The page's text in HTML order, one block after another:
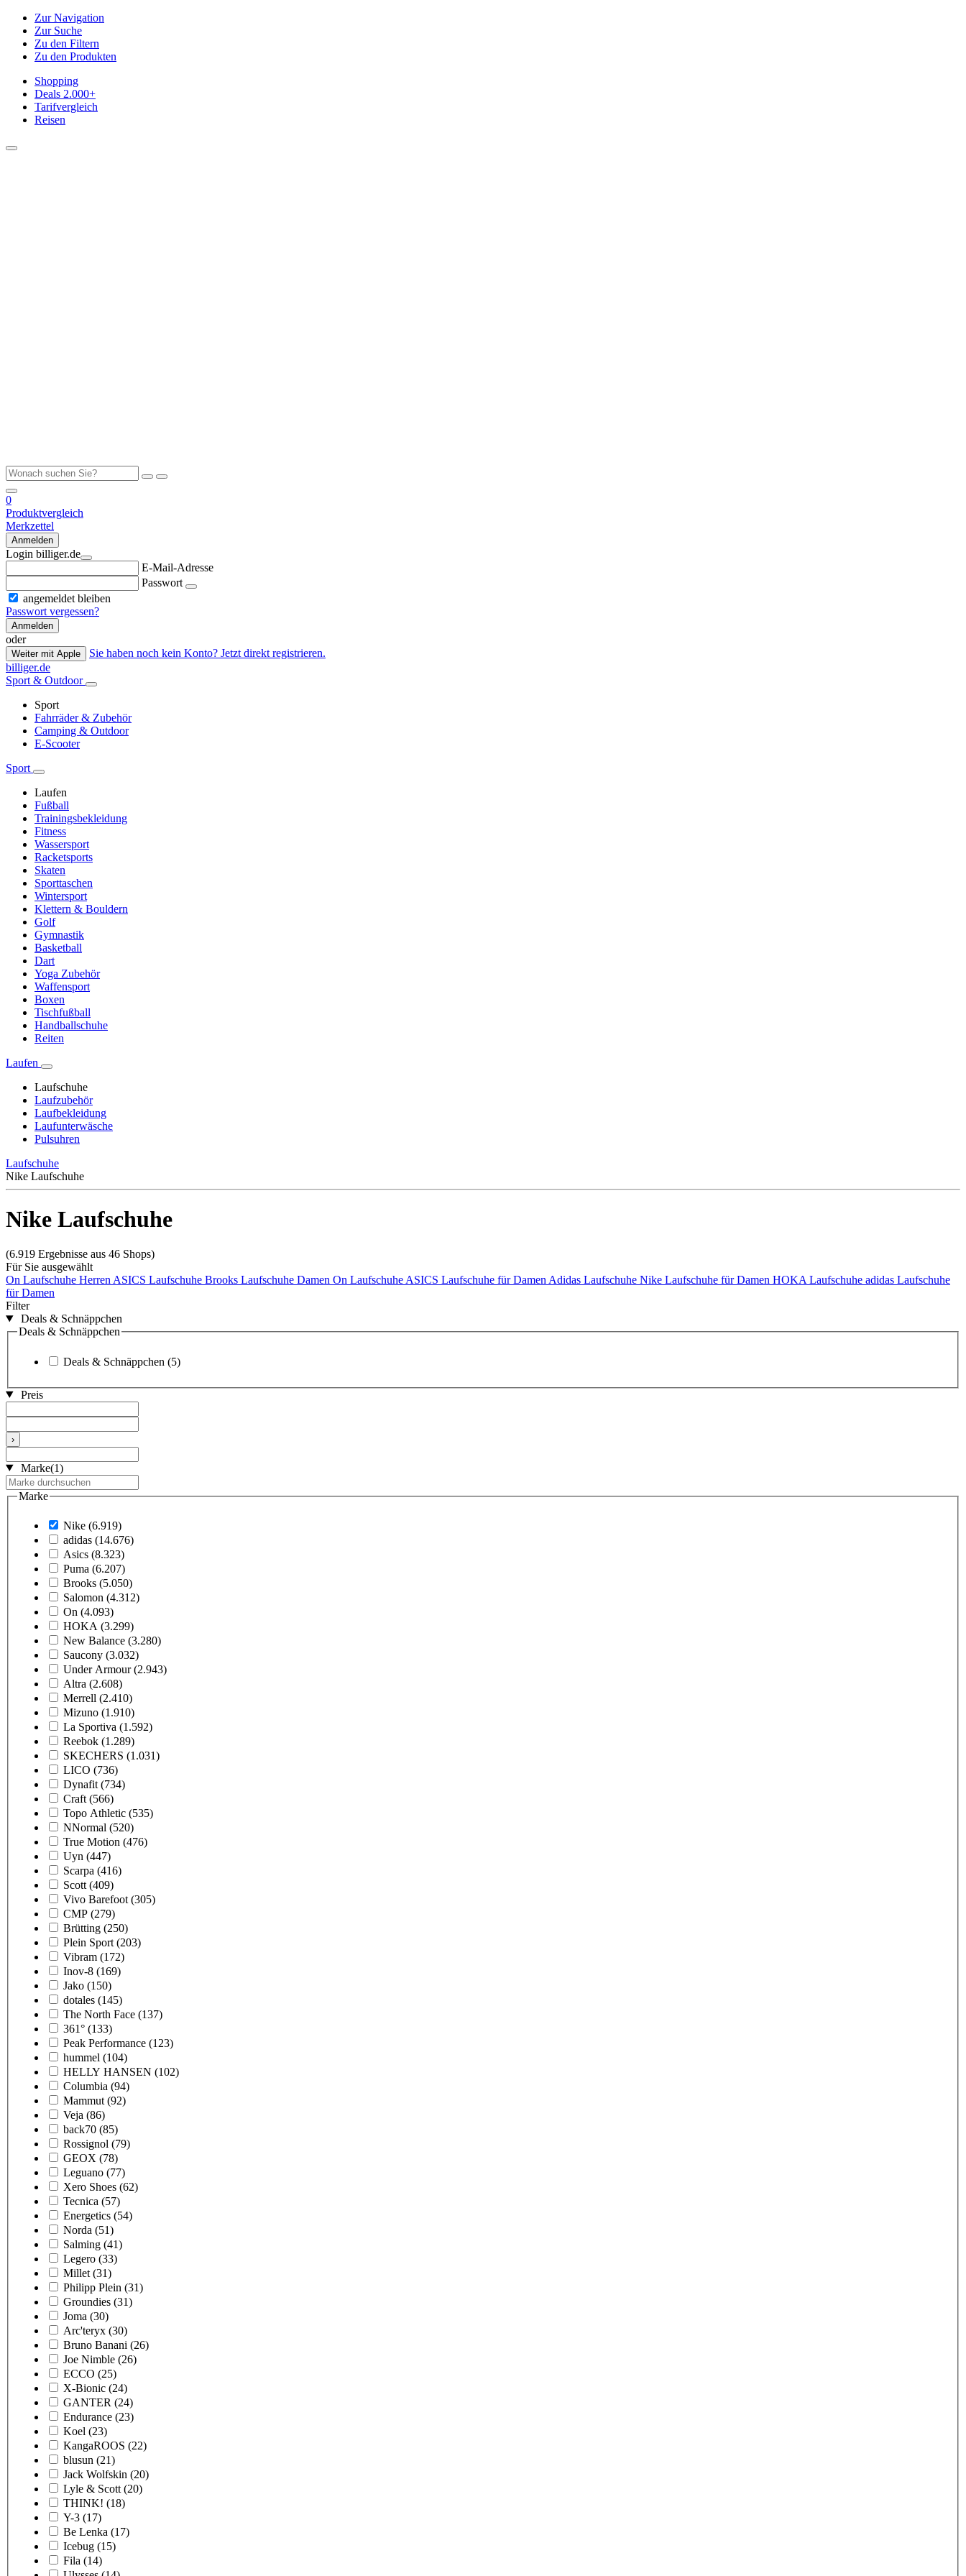
Zur Navigation
Zur Suche
Zu den Filtern
Zu den Produkten
Shopping
Deals 2.000+
Tarifvergleich
Reisen
0
Produktvergleich
Merkzettel
Anmelden
Login billiger.de
E-Mail-Adresse
Passwort
angemeldet bleiben
Passwort vergessen?
Anmelden
oder
Weiter mit Apple
Sie haben noch kein Konto? Jetzt direkt registrieren.
billiger.de
Sport & Outdoor
Sport
Fahrräder & Zubehör
Camping & Outdoor
E-Scooter
Sport
Laufen
Fußball
Trainingsbekleidung
Fitness
Wassersport
Racketsports
Skaten
Sporttaschen
Wintersport
Klettern & Bouldern
Golf
Gymnastik
Basketball
Dart
Yoga Zubehör
Waffensport
Boxen
Tischfußball
Handballschuhe
Reiten
Laufen
Laufschuhe
Laufzubehör
Laufbekleidung
Laufunterwäsche
Pulsuhren
Laufschuhe
Nike Laufschuhe
Nike Laufschuhe
(6.919 Ergebnisse aus 46 Shops)
Für Sie ausgewählt
On Laufschuhe Herren ASICS Laufschuhe Brooks Laufschuhe Damen On Laufschuhe ASICS Laufschuhe für Damen Adidas Laufschuhe Nike Laufschuhe für Damen HOKA Laufschuhe adidas Laufschuhe
für Damen
Filter
Deals & Schnäppchen
Deals & Schnäppchen
Deals & Schnäppchen (5)
Preis
›
Marke(1)
Marke
Nike (6.919)
adidas (14.676)
Asics (8.323)
Puma (6.207)
Brooks (5.050)
Salomon (4.312)
On (4.093)
HOKA (3.299)
New Balance (3.280)
Saucony (3.032)
Under Armour (2.943)
Altra (2.608)
Merrell (2.410)
Mizuno (1.910)
La Sportiva (1.592)
Reebok (1.289)
SKECHERS (1.031)
LICO (736)
Dynafit (734)
Craft (566)
Topo Athletic (535)
NNormal (520)
True Motion (476)
Uyn (447)
Scarpa (416)
Scott (409)
Vivo Barefoot (305)
CMP (279)
Brütting (250)
Plein Sport (203)
Vibram (172)
Inov-8 (169)
Jako (150)
dotales (145)
The North Face (137)
361° (133)
Peak Performance (123)
hummel (104)
HELLY HANSEN (102)
Columbia (94)
Mammut (92)
Veja (86)
back70 (85)
Rossignol (79)
GEOX (78)
Leguano (77)
Xero Shoes (62)
Tecnica (57)
Energetics (54)
Norda (51)
Salming (41)
Legero (33)
Millet (31)
Philipp Plein (31)
Groundies (31)
Joma (30)
Arc'teryx (30)
Bruno Banani (26)
Joe Nimble (26)
ECCO (25)
X-Bionic (24)
GANTER (24)
Endurance (23)
Koel (23)
KangaROOS (22)
blusun (21)
Jack Wolfskin (20)
Lyle & Scott (20)
THINK! (18)
Y-3 (17)
Be Lenka (17)
Icebug (15)
Fila (14)